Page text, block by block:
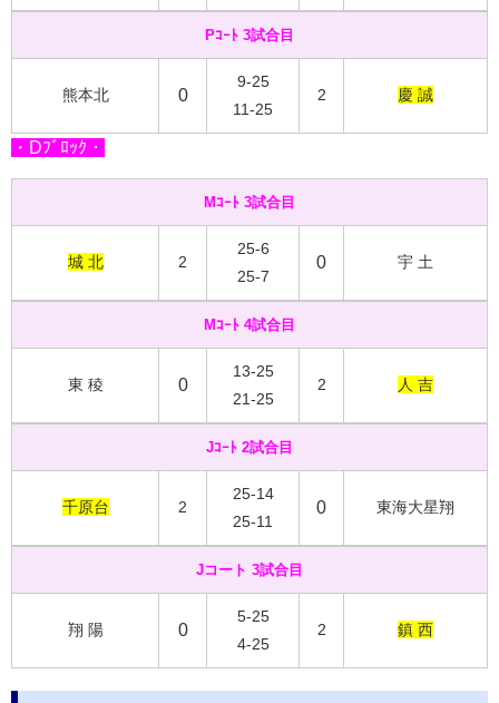
Pｺｰﾄ 3試合目
熊本北 0
9-25
11-25
2 慶 誠
・Dﾌﾞﾛｯｸ・
Mｺｰﾄ 3試合目
城 北 2
25-6
25-7
0 宇 土
Mｺｰﾄ 4試合目
東 稜 0
13-25
21-25
2 人 吉
Jｺｰﾄ 2試合目
千原台 2
25-14
25-11
0 東海大星翔
Jコート 3試合目
翔 陽 0
5-25
4-25
2 鎮 西